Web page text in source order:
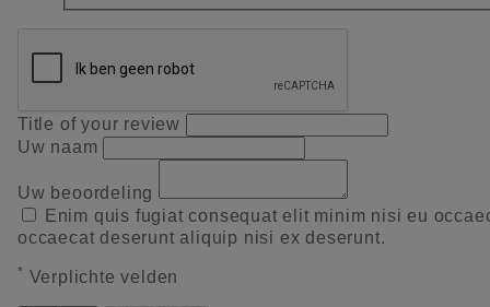
Title of your review
Uw naam
Uw beoordeling
Enim quis fugiat consequat elit minim nisi eu
occaecat deserunt aliquip nisi ex deserunt.
* Verplichte velden